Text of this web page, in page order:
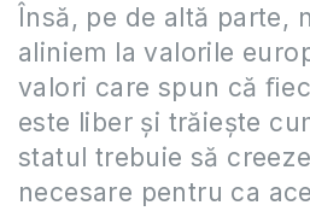
Însă, pe de altă parte,
aliniem la valorile
valori care spun că
este liber şi trăieşte
statul trebuie să
necesare pentru ca